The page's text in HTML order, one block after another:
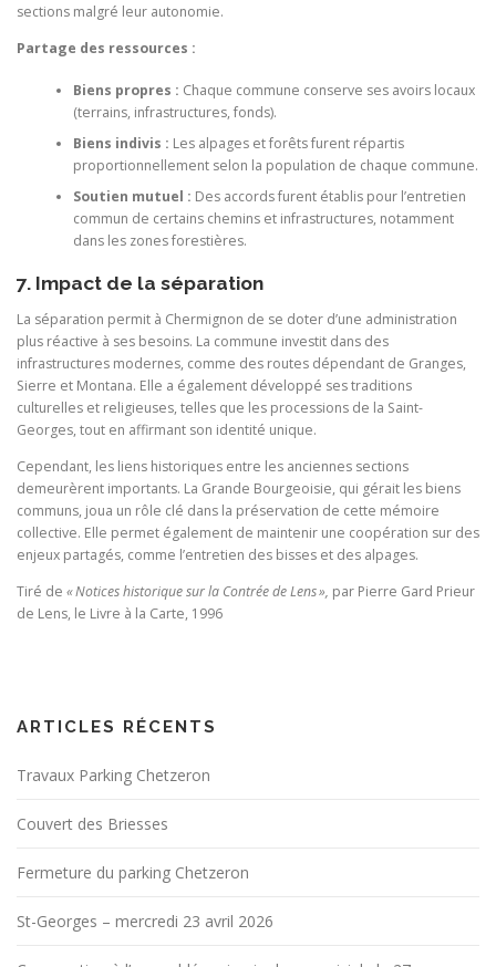
sections malgré leur autonomie.
Partage des ressources :
Biens propres : Chaque commune conserve ses avoirs locaux
(terrains, infrastructures, fonds).
Biens indivis : Les alpages et forêts furent répartis
proportionnellement selon la population de chaque commune.
Soutien mutuel : Des accords furent établis pour l’entretien
commun de certains chemins et infrastructures, notamment
dans les zones forestières.
7. Impact de la séparation
La séparation permit à Chermignon de se doter d’une administration
plus réactive à ses besoins. La commune investit dans des
infrastructures modernes, comme des routes dépendant de Granges,
Sierre et Montana. Elle a également développé ses traditions
culturelles et religieuses, telles que les processions de la Saint-
Georges, tout en affirmant son identité unique.
Cependant, les liens historiques entre les anciennes sections
demeurèrent importants. La Grande Bourgeoisie, qui gérait les biens
communs, joua un rôle clé dans la préservation de cette mémoire
collective. Elle permet également de maintenir une coopération sur des
enjeux partagés, comme l’entretien des bisses et des alpages.
Tiré de « Notices historique sur la Contrée de Lens », par Pierre Gard Prieur
de Lens, le Livre à la Carte, 1996
ARTICLES RÉCENTS
Travaux Parking Chetzeron
Couvert des Briesses
Fermeture du parking Chetzeron
St-Georges – mercredi 23 avril 2026